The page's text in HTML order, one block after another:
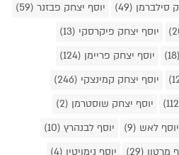
סילברמן (49)
יוסף יצחק פבזנר (59)
יוסף יצחק פיקרסקי (13)
יוסף יצחק פריימן (124)
יוסף יצחק קמינצקי (246)
יוסף יצחק שוסטרמן (2)
יוסף לאש (9)
יוסף לבנהרץ (10)
מרטון (29)
יוסף נימויטין (4)